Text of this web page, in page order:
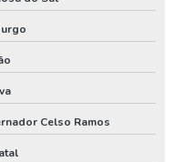
Celso Ramos